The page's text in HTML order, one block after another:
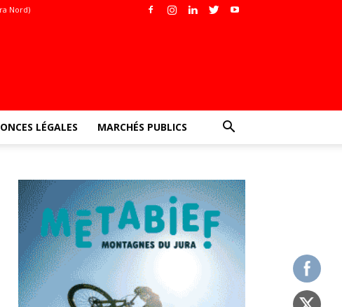
Nord)
LÉGALES MARCHÉS PUBLICS